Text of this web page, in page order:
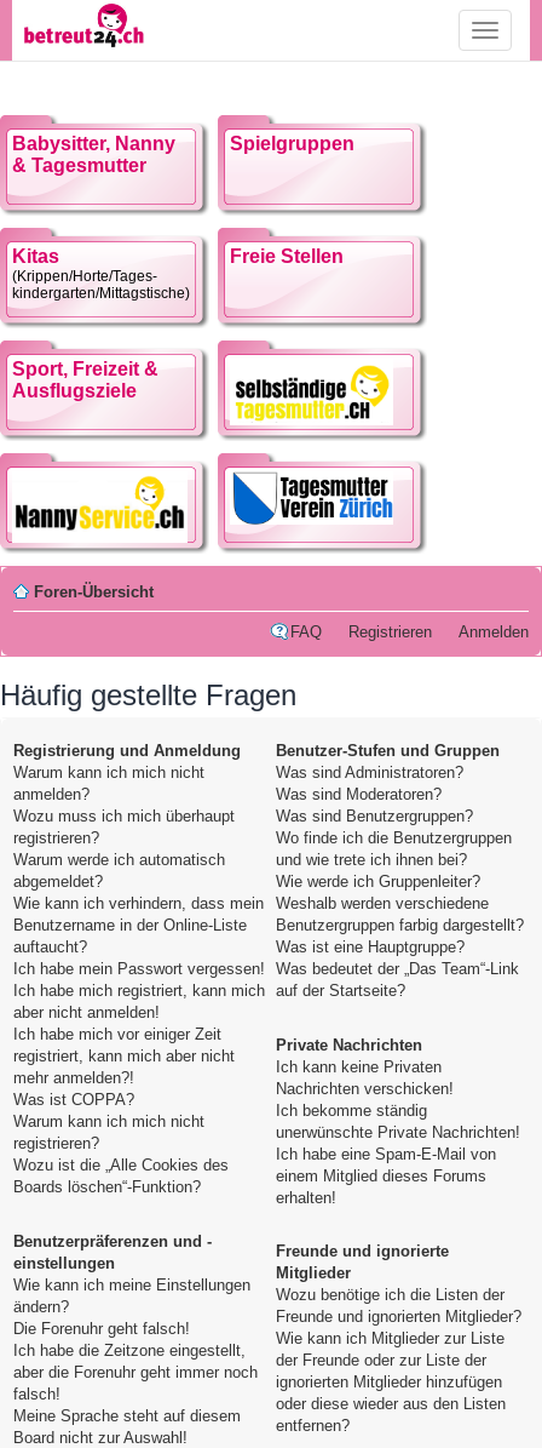
Toggle
Babysitter, Nanny
& Tagesmutter
Spielgruppen
Kitas
(Krippen/Horte/Tages-
kindergarten/Mittagstische)
Freie Stellen
Sport, Freizeit &
Ausflugsziele
Foren-Übersicht
FAQ Registrieren Anmelden
Häufig gestellte Fragen
Registrierung und Anmeldung
Warum kann ich mich nicht
anmelden?
Wozu muss ich mich überhaupt
registrieren?
Warum werde ich automatisch
abgemeldet?
Wie kann ich verhindern, dass mein
Benutzername in der Online-Liste
auftaucht?
Ich habe mein Passwort vergessen!
Ich habe mich registriert, kann mich
aber nicht anmelden!
Ich habe mich vor einiger Zeit
registriert, kann mich aber nicht
mehr anmelden?!
Was ist COPPA?
Warum kann ich mich nicht
registrieren?
Wozu ist die „Alle Cookies des
Boards löschen“-Funktion?
Benutzerpräferenzen und -
einstellungen
Wie kann ich meine Einstellungen
ändern?
Die Forenuhr geht falsch!
Ich habe die Zeitzone eingestellt,
aber die Forenuhr geht immer noch
falsch!
Meine Sprache steht auf diesem
Board nicht zur Auswahl!
Benutzer-Stufen und Gruppen
Was sind Administratoren?
Was sind Moderatoren?
Was sind Benutzergruppen?
Wo finde ich die Benutzergruppen
und wie trete ich ihnen bei?
Wie werde ich Gruppenleiter?
Weshalb werden verschiedene
Benutzergruppen farbig dargestellt?
Was ist eine Hauptgruppe?
Was bedeutet der „Das Team“-Link
auf der Startseite?
Private Nachrichten
Ich kann keine Privaten
Nachrichten verschicken!
Ich bekomme ständig
unerwünschte Private Nachrichten!
Ich habe eine Spam-E-Mail von
einem Mitglied dieses Forums
erhalten!
Freunde und ignorierte
Mitglieder
Wozu benötige ich die Listen der
Freunde und ignorierten Mitglieder?
Wie kann ich Mitglieder zur Liste
der Freunde oder zur Liste der
ignorierten Mitglieder hinzufügen
oder diese wieder aus den Listen
entfernen?